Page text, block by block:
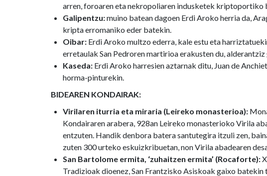
arren, foroaren eta nekropoliaren indusketek
Galipentzu:muino batean dagoen Erdi Aroko herria da,
kripta erromaniko eder batekin.
Oibar: Erdi Aroko multzo ederra, kale estu eta
erretaulak San Pedroren martirioa erakusten du,
Kaseda: Erdi Aroko harresien aztarnak ditu, Juan de
horma-pinturekin.
BIDEAREN KONDAIRAK:
Virilaren iturria eta miraria (Leireko monasterioa):
Kondairaren arabera, 928an Leireko monasterioko Virila
entzuten. Handik denbora batera santutegira itzuli zen,
zuten 300 urteko eskuizkribuetan, non Virila abadearen
San Bartolome ermita, ‘zuhaitzen ermita’ (Rocaforte):
Tradizioak dioenez, San Frantzisko Asiskoak gaixo